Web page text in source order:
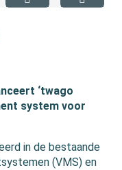
‘twago
system voor
in de bestaande
(VMS) en